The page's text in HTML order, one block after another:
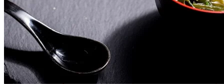
Master Class
Bếp Gia Đình
Học Nấu Ăn Mở Quán
Chuyên Đề Bếp Nóng
Khởi Sự Kinh Doanh Ngành F&B
Khởi Sự Kinh Doanh Nhà Hàng
Bí Quyết Kinh Doanh và Vận Hành Mô Hình Ẩm Thực